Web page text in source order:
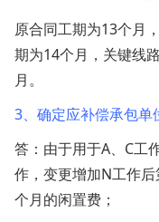
原合同工期为13个
期为14个月，关键
月。
3、确定应补偿承包单
答：由于用于A、C工
作，变更增加N工作
个月的闲置费；